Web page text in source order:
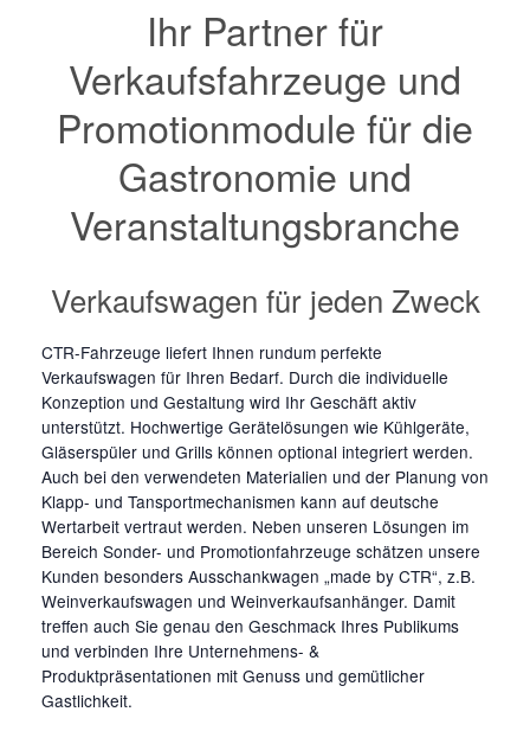
Ihr Partner für
Verkaufsfahrzeuge und
Promotionmodule für die
Gastronomie und
Veranstaltungsbranche
Verkaufswagen für jeden Zweck
CTR-Fahrzeuge liefert Ihnen rundum perfekte
Verkaufswagen für Ihren Bedarf. Durch die individuelle
Konzeption und Gestaltung wird Ihr Geschäft aktiv
unterstützt. Hochwertige Gerätelösungen wie Kühlgeräte,
Gläserspüler und Grills können optional integriert werden.
Auch bei den verwendeten Materialien und der Planung von
Klapp- und Tansportmechanismen kann auf deutsche
Wertarbeit vertraut werden. Neben unseren Lösungen im
Bereich Sonder- und Promotionfahrzeuge schätzen unsere
Kunden besonders Ausschankwagen „made by CTR“, z.B.
Weinverkaufswagen und Weinverkaufsanhänger. Damit
treffen auch Sie genau den Geschmack Ihres Publikums
und verbinden Ihre Unternehmens- &
Produktpräsentationen mit Genuss und gemütlicher
Gastlichkeit.